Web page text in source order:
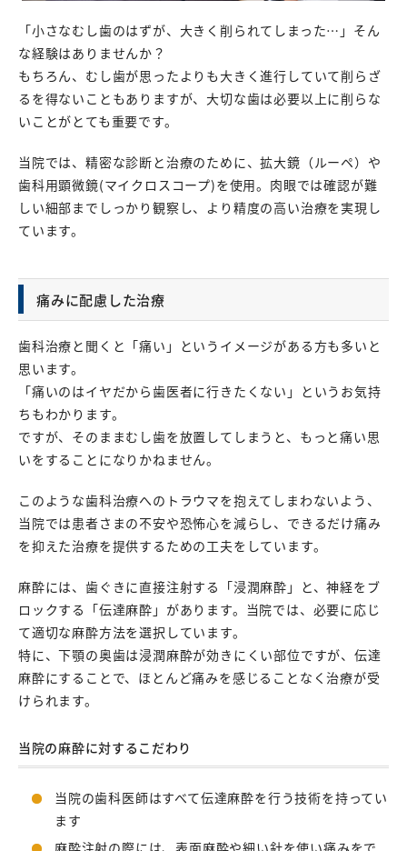
「小さなむし歯のはずが、大きく削られてしまった…」そん
な経験はありませんか？
もちろん、むし歯が思ったよりも大きく進行していて削らざ
るを得ないこともありますが、大切な歯は必要以上に削らな
いことがとても重要です。
当院では、精密な診断と治療のために、拡大鏡（ルーペ）や
歯科用顕微鏡(マイクロスコープ)を使用。肉眼では確認が難
しい細部までしっかり観察し、より精度の高い治療を実現し
ています。
痛みに配慮した治療
歯科治療と聞くと「痛い」というイメージがある方も多いと
思います。
「痛いのはイヤだから歯医者に行きたくない」というお気持
ちもわかります。
ですが、そのままむし歯を放置してしまうと、もっと痛い思
いをすることになりかねません。
このような歯科治療へのトラウマを抱えてしまわないよう、
当院では患者さまの不安や恐怖心を減らし、できるだけ痛み
を抑えた治療を提供するための工夫をしています。
麻酔には、歯ぐきに直接注射する「浸潤麻酔」と、神経をブ
ロックする「伝達麻酔」があります。当院では、必要に応じ
て適切な麻酔方法を選択しています。
特に、下顎の奥歯は浸潤麻酔が効きにくい部位ですが、伝達
麻酔にすることで、ほとんど痛みを感じることなく治療が受
けられます。
当院の麻酔に対するこだわり
当院の歯科医師はすべて伝達麻酔を行う技術を持ってい
ます
麻酔注射の際には、表面麻酔や細い針を使い痛みをで